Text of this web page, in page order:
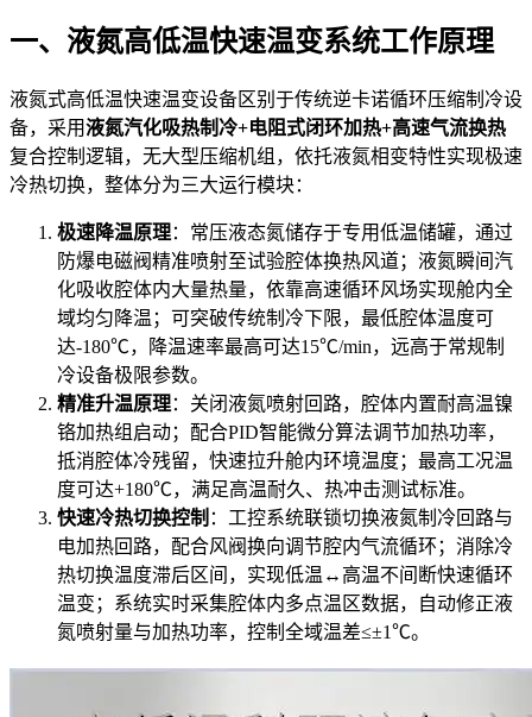
一、液氮高低温快速温变系统工作原理
液氮式高低温快速温变设备区别于传统逆卡诺循环压缩制冷设
备，采用液氮汽化吸热制冷+电阻式闭环加热+高速气流换热
复合控制逻辑，无大型压缩机组，依托液氮相变特性实现极速
冷热切换，整体分为三大运行模块：
极速降温原理：常压液态氮储存于专用低温储罐，通过
防爆电磁阀精准喷射至试验腔体换热风道；液氮瞬间汽
化吸收腔体内大量热量，依靠高速循环风场实现舱内全
域均匀降温；可突破传统制冷下限，最低腔体温度可
达-180℃，降温速率最高可达15℃/min，远高于常规制
冷设备极限参数。
精准升温原理：关闭液氮喷射回路，腔体内置耐高温镍
铬加热组启动；配合PID智能微分算法调节加热功率，
抵消腔体冷残留，快速拉升舱内环境温度；最高工况温
度可达+180℃，满足高温耐久、热冲击测试标准。
快速冷热切换控制 ：工控系统联锁切换液氮制冷回路与
电加热回路，配合风阀换向调节腔内气流循环；消除冷
热切换温度滞后区间，实现低温↔高温不间断快速循环
温变；系统实时采集腔体内多点温区数据，自动修正液
氮喷射量与加热功率，控制全域温差≤±1℃。